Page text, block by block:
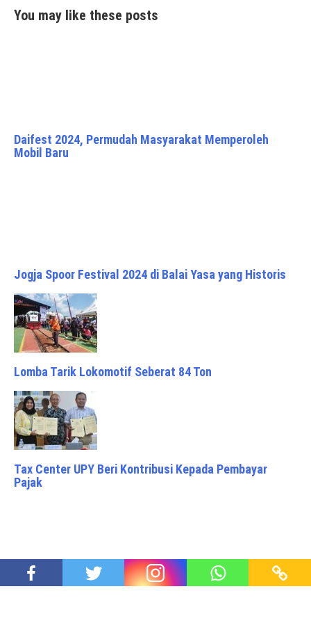
You may like these posts
Daifest 2024, Permudah Masyarakat Memperoleh
Mobil Baru
Jogja Spoor Festival 2024 di Balai Yasa yang Historis
Lomba Tarik Lokomotif Seberat 84 Ton
Tax Center UPY Beri Kontribusi Kepada Pembayar
Pajak